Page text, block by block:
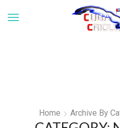
Home Archive By